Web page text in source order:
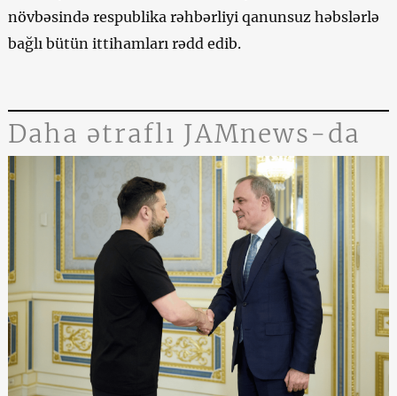
növbəsində respublika rəhbərliyi qanunsuz həbslərlə
bağlı bütün ittihamları rədd edib.
Daha ətraflı JAMnews-da